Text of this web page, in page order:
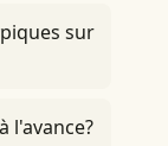
sur
l'avance?